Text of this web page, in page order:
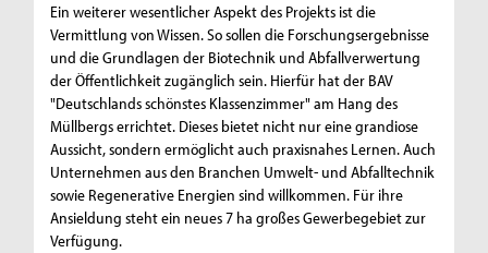
Ein weiterer wesentlicher Aspekt des Projekts ist die
Vermittlung von Wissen. So sollen die Forschungsergebnisse
und die Grundlagen der Biotechnik und Abfallverwertung
der Öffentlichkeit zugänglich sein. Hierfür hat der BAV
"Deutschlands schönstes Klassenzimmer" am Hang des
Müllbergs errichtet. Dieses bietet nicht nur eine grandiose
Aussicht, sondern ermöglicht auch praxisnahes Lernen. Auch
Unternehmen aus den Branchen Umwelt- und Abfalltechnik
sowie Regenerative Energien sind willkommen. Für ihre
Ansieldung steht ein neues 7 ha großes Gewerbegebiet zur
Verfügung.